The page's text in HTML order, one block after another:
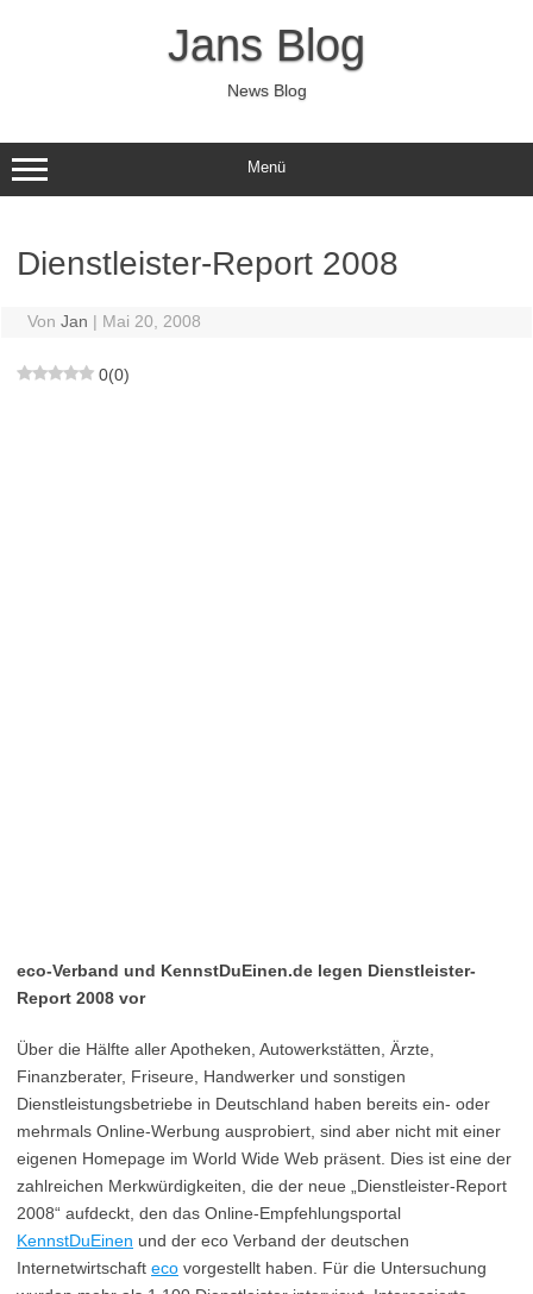
Jans Blog
News Blog
Menü
Dienstleister-Report 2008
Von Jan | Mai 20, 2008
0(0)
eco-Verband und KennstDuEinen.de legen Dienstleister-
Report 2008 vor
Über die Hälfte aller Apotheken, Autowerkstätten, Ärzte,
Finanzberater, Friseure, Handwerker und sonstigen
Dienstleistungsbetriebe in Deutschland haben bereits ein- oder
mehrmals Online-Werbung ausprobiert, sind aber nicht mit einer
eigenen Homepage im World Wide Web präsent. Dies ist eine der
zahlreichen Merkwürdigkeiten, die der neue „Dienstleister-Report
2008“ aufdeckt, den das Online-Empfehlungsportal
KennstDuEinen und der eco Verband der deutschen
Internetwirtschaft eco vorgestellt haben. Für die Untersuchung